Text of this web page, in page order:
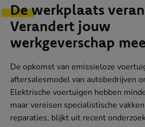
De werkplaats
Verandert jouw
werkgeverschap
De opkomst van emissieloze
aftersalesmodel van autobedrijven
Elektrische voertuigen hebben
maar vereisen specialistische
reparaties, blijkt uit recent